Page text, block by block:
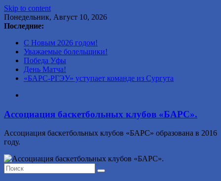
Skip to content
Понедельник, Август 10, 2026
Последние:
С Новым 2026 годом!
Уважаемые болельщики!
Победа Уфы
День Матча!
«БАРС-РГЭУ» уступает команде из Сургута
Ассоциация баскетбольных клубов «БАРС».
Ассоциация баскетбольных клубов «БАРС» образована в 2016
году.